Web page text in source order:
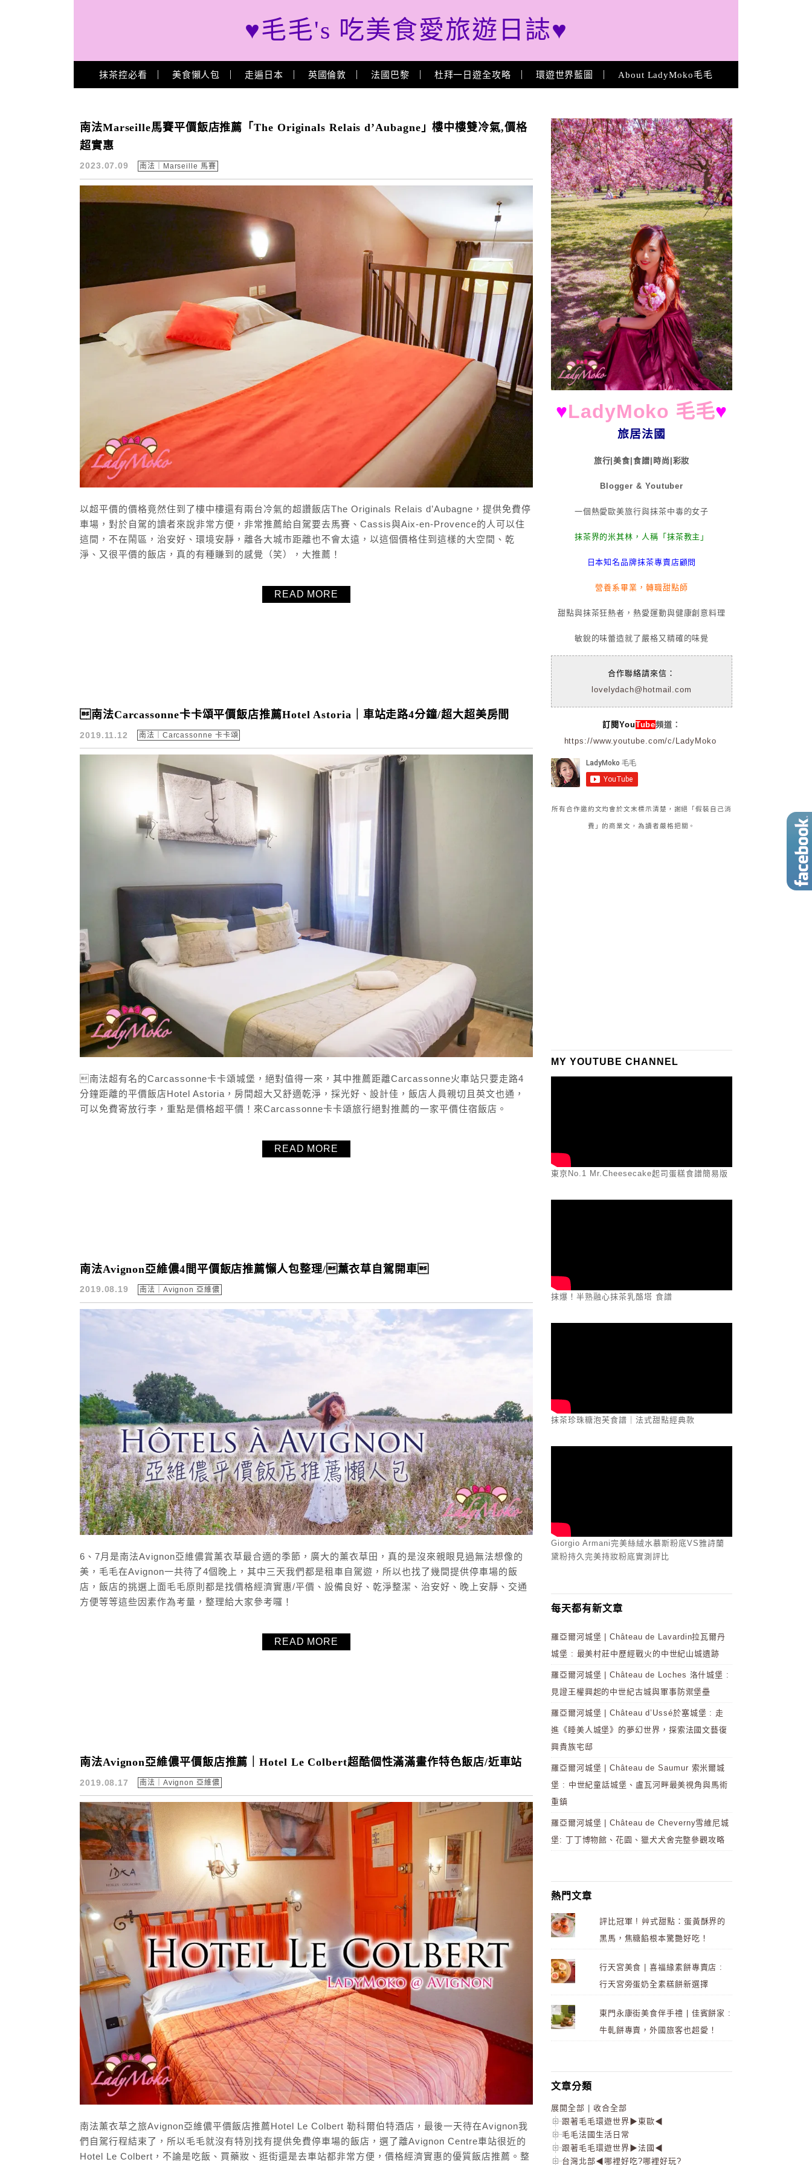
♥毛毛's 吃美食愛旅遊日誌♥
Main Menu
抹茶控必看 美食懶人包 走遍日本 英國倫敦 法國巴黎 杜拜一日遊全攻略 環遊世界藍圖 About LadyMoko毛毛
南法自駕
南法Marseille馬賽平價飯店推薦「The Originals Relais d’Aubagne」樓中樓雙冷氣,價格
超實惠
2023.07.09 南法｜Marseille 馬賽
以超平價的價格竟然住到了樓中樓還有兩台冷氣的超讚飯店The Originals Relais d’Aubagne，提供免費停
車場，對於自駕的讀者來說非常方便，非常推薦給自駕要去馬賽、Cassis與Aix-en-Provence的人可以住
這間，不在鬧區，治安好、環境安靜，離各大城市距離也不會太遠，以這個價格住到這樣的大空間、乾
淨、又很平價的飯店，真的有種賺到的感覺（笑），大推薦！
READ MORE
南法Carcassonne卡卡頌平價飯店推薦Hotel Astoria｜車站走路4分鐘/超大超美房間
2019.11.12 南法｜Carcassonne 卡卡頌
南法超有名的Carcassonne卡卡頌城堡，絕對值得一來，其中推薦距離Carcassonne火車站只要走路4
分鐘距離的平價飯店Hotel Astoria，房間超大又舒適乾淨，採光好、設計佳，飯店人員親切且英文也通，
可以免費寄放行李，重點是價格超平價！來Carcassonne卡卡頌旅行絕對推薦的一家平價住宿飯店。
READ MORE
南法Avignon亞維儂4間平價飯店推薦懶人包整理/薰衣草自駕開車
2019.08.19 南法｜Avignon 亞維儂
6、7月是南法Avignon亞維儂賞薰衣草最合適的季節，廣大的薰衣草田，真的是沒來親眼見過無法想像的
美，毛毛在Avignon一共待了4個晚上，其中三天我們都是租車自駕遊，所以也找了幾間提供停車場的飯
店，飯店的挑選上面毛毛原則都是找價格經濟實惠/平價、設備良好、乾淨整潔、治安好、晚上安靜、交通
方便等等這些因素作為考量，整理給大家參考囉！
READ MORE
南法Avignon亞維儂平價飯店推薦｜Hotel Le Colbert超酷個性滿滿畫作特色飯店/近車站
2019.08.17 南法｜Avignon 亞維儂
南法薰衣草之旅Avignon亞維儂平價飯店推薦Hotel Le Colbert 勒科爾伯特酒店，最後一天待在Avignon我
們自駕行程結束了，所以毛毛就沒有特別找有提供免費停車場的飯店，選了離Avignon Centre車站很近的
Hotel Le Colbert，不論是吃飯、買藥妝、逛街還是去車站都非常方便，價格經濟實惠的優質飯店推薦。整
About
♥LadyMoko 毛毛♥
旅居法國
旅行|美食|食譜|時尚|彩妝
Blogger & Youtuber
一個熱愛歐美旅行與抹茶中毒的女子
抹茶界的米其林，人稱「抹茶教主」
日本知名品牌抹茶專賣店顧問
營養系畢業，轉職甜點師
甜點與抹茶狂熱者，熱愛運動與健康創意料理
敏銳的味蕾造就了嚴格又精確的味覺
合作聯絡請來信：
lovelydach@hotmail.com
訂閱YouTube頻道：
https://www.youtube.com/c/LadyMoko
所有合作邀約文均會於文末標示清楚，謝絕「假裝自己消
費」的商業文，為讀者嚴格把關。
MY YOUTUBE CHANNEL
東京No.1 Mr.Cheesecake起司蛋糕食譜簡易版
抹爆！半熟融心抹茶乳酪塔 食譜
抹茶珍珠糖泡芙食譜｜法式甜點經典款
Giorgio Armani完美絲絨水慕斯粉底VS雅詩蘭
黛粉持久完美持妝粉底實測評比
每天都有新文章
羅亞爾河城堡 | Château de Lavardin拉瓦爾丹
城堡 : 最美村莊中歷經戰火的中世紀山城遺跡
羅亞爾河城堡 | Château de Loches 洛什城堡 :
見證王權興起的中世紀古城與軍事防禦堡壘
羅亞爾河城堡 | Château d’Ussé於塞城堡 : 走
進《睡美人城堡》的夢幻世界，探索法國文藝復
興貴族宅邸
羅亞爾河城堡 | Château de Saumur 索米爾城
堡 : 中世紀童話城堡、盧瓦河畔最美視角與馬術
重鎮
羅亞爾河城堡 | Château de Cheverny雪維尼城
堡: 丁丁博物館、花園、獵犬犬舍完整參觀攻略
熱門文章
評比冠軍 ! 艸式甜點：蛋黃酥界的
黑馬，焦糖餡根本驚艷好吃！
行天宮美食 | 喜福緣素餅專賣店 :
行天宮旁蛋奶全素糕餅新選擇
東門永康街美食伴手禮 | 佳賓餅家 :
牛軋餅專賣，外國旅客也超愛！
文章分類
展開全部
收合全部
跟著毛毛環遊世界▶東歐◀
毛毛法國生活日常
跟著毛毛環遊世界▶法國◀
台灣北部◀哪裡好吃?哪裡好玩?